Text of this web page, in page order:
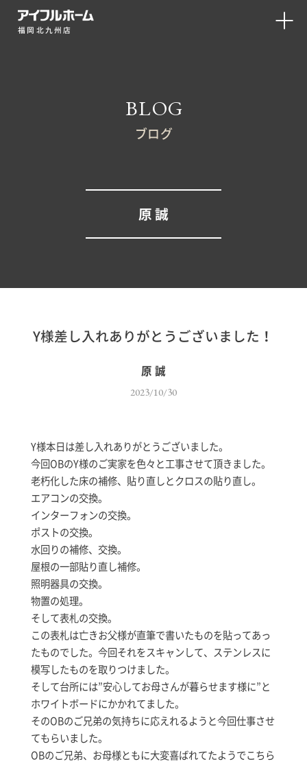
福岡北九州店
BLOG
ブログ
原 誠
Y様差し入れありがとうございました！
原 誠
2023/10/30
Y様本日は差し入れありがとうございました。
今回OBのY様のご実家を色々と工事させて頂きました。
老朽化した床の補修、貼り直しとクロスの貼り直し。
エアコンの交換。
インターフォンの交換。
ポストの交換。
水回りの補修、交換。
屋根の一部貼り直し補修。
照明器具の交換。
物置の処理。
そして表札の交換。
この表札は亡きお父様が直筆で書いたものを貼ってあっ
たものでした。今回それをスキャンして、ステンレスに
模写したものを取りつけました。
そして台所には”安心してお母さんが暮らせます様に”と
ホワイトボードにかかれてました。
そのOBのご兄弟の気持ちに応えれるようと今回仕事させ
てもらいました。
OBのご兄弟、お母様ともに大変喜ばれてたようでこちら